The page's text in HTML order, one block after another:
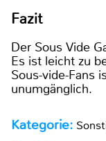
Fazit
Der Sous Vide
Es ist leicht zu
Sous-vide-Fans
unumgänglich.
Kategorie: